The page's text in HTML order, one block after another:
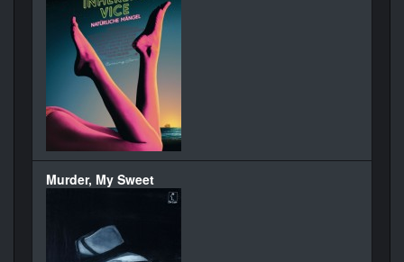
Murder, My Sweet